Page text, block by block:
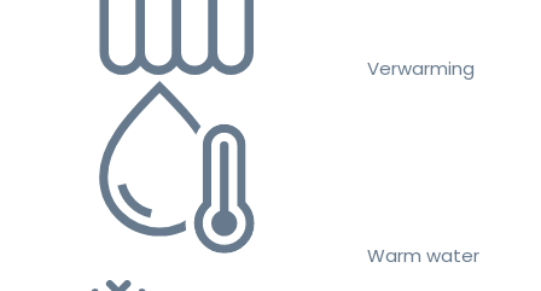
Verwarming
Warm water